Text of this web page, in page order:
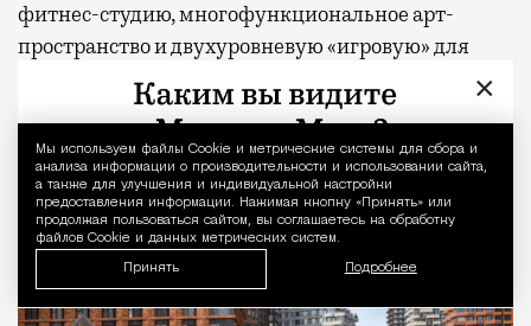
Уведомление
Мы используем файлы Сookie и метрические системы для сбора и
анализа информации о производительности и использовании сайта,
а также для улучшения и индивидуальной настройки
предоставления информации. Нажимая кнопку «Принять» или
продолжая пользоваться сайтом, вы соглашаетесь на обработку
файлов Cookie и данных метрических систем.
Принять Подробнее
фитнес-студию, многофункциональное арт-
пространство и двухуровневую «игровую» для
детей. А снаружи, через свой тихий вход, будет
легендарный парк со всем его курортным
хозяйством.
×